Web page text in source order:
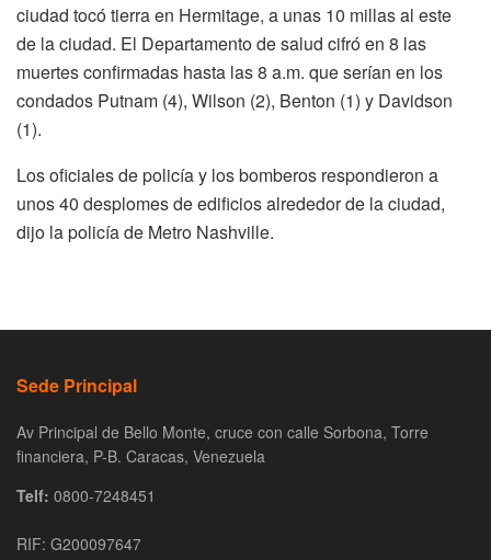
ciudad tocó tierra en Hermitage, a unas 10 millas al este
de la ciudad. El Departamento de salud cifró en 8 las
muertes confirmadas hasta las 8 a.m. que serían en los
condados Putnam (4), Wilson (2), Benton (1) y Davidson
(1).
Los oficiales de policía y los bomberos respondieron a
unos 40 desplomes de edificios alrededor de la ciudad,
dijo la policía de Metro Nashville.
Sede Principal
Av Principal de Bello Monte, cruce con calle Sorbona, Torre
financiera, P-B. Caracas, Venezuela
Telf: 0800-7248451
RIF: G200097647